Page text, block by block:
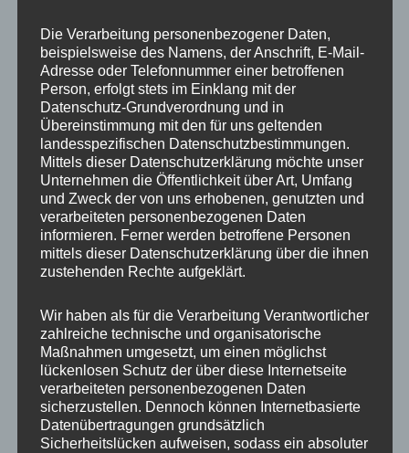
MP Mario Porten
Beratung
Training
Coaching
Impulsvorträge
NEWS ABONNIEREN?
Your email:
Die Verarbeitung personenbezogener Daten,
beispielsweise des Namens, der Anschrift, E-Mail-
Adresse oder Telefonnummer einer betroffenen
Person, erfolgt stets im Einklang mit der
Datenschutz-Grundverordnung und in
Übereinstimmung mit den für uns geltenden
landesspezifischen Datenschutzbestimmungen.
Mittels dieser Datenschutzerklärung möchte unser
Unternehmen die Öffentlichkeit über Art, Umfang
und Zweck der von uns erhobenen, genutzten und
verarbeiteten personenbezogenen Daten
informieren. Ferner werden betroffene Personen
mittels dieser Datenschutzerklärung über die ihnen
zustehenden Rechte aufgeklärt.
Wir haben als für die Verarbeitung Verantwortlicher
zahlreiche technische und organisatorische
Maßnahmen umgesetzt, um einen möglichst
lückenlosen Schutz der über diese Internetseite
verarbeiteten personenbezogenen Daten
sicherzustellen. Dennoch können Internetbasierte
Datenübertragungen grundsätzlich
Sicherheitslücken aufweisen, sodass ein absoluter